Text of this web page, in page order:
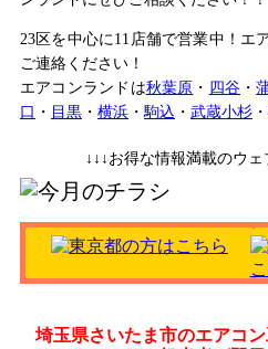
23区を中心に11店舗で営業中！エ
ご連絡ください！
エアコンランドは秋葉原 ・ 四谷 ・
口 ・ 目黒 ・ 横浜 ・駒込 ・ 武蔵小杉 ・
↓↓↓お得な情報満載のウ
埼玉県さいたま市のエアコ